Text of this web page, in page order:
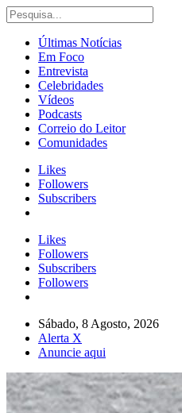
Últimas Notícias
Em Foco
Entrevista
Celebridades
Vídeos
Podcasts
Correio do Leitor
Comunidades
Likes
Followers
Subscribers
Likes
Followers
Subscribers
Followers
Sábado, 8 Agosto, 2026
Alerta X
Anuncie aqui